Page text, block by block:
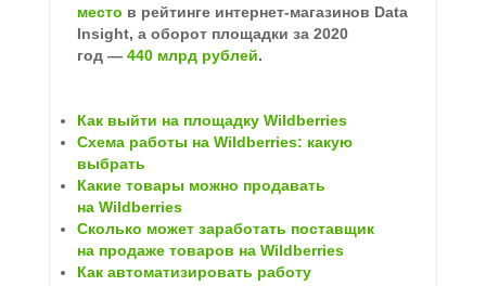
место в рейтинге интернет-магазинов Data
Insight, а оборот площадки за 2020
год — 440 млрд рублей.
Как выйти на площадку Wildberries
Схема работы на Wildberries: какую
выбрать
Какие товары можно продавать
на Wildberries
Сколько может заработать поставщик
на продаже товаров на Wildberries
Как автоматизировать работу